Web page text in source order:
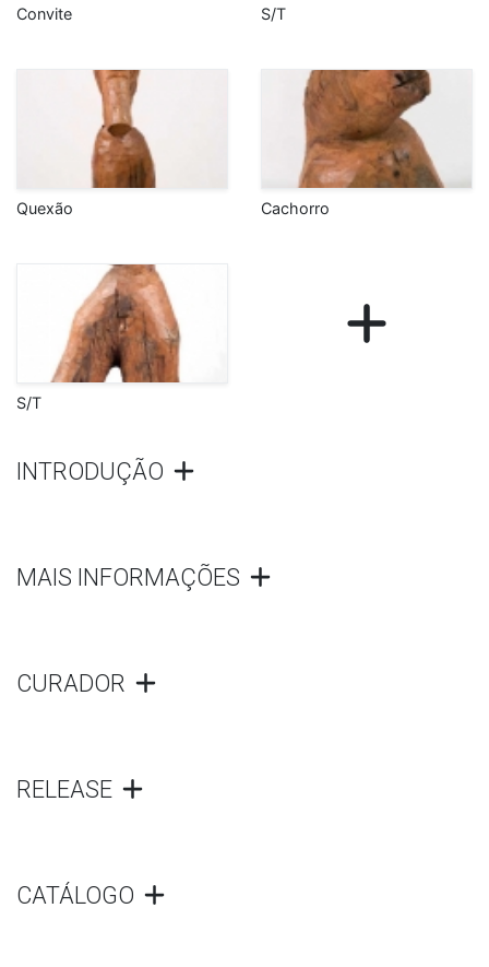
Convite S/T
Quexão Cachorro
S/T
INTRODUÇÃO
MAIS INFORMAÇÕES
CURADOR
RELEASE
CATÁLOGO